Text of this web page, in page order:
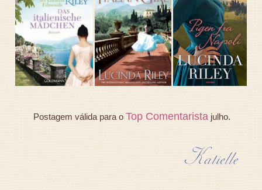
Postagem válida para oTop Comentarista julho.